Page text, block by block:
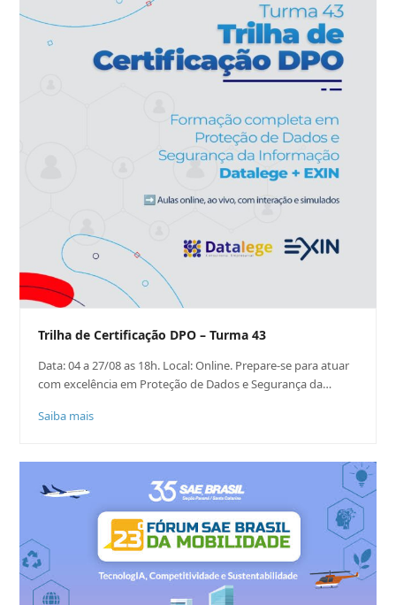
Trilha de Certificação DPO – Turma 43
Data: 04 a 27/08 as 18h. Local: Online. Prepare-se para atuar
com excelência em Proteção de Dados e Segurança da…
Saiba mais